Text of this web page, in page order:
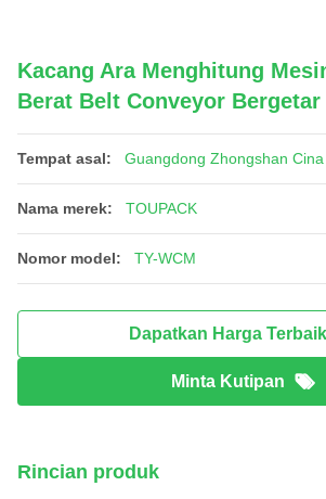
Kacang Ara Menghitung
Berat Belt Conveyor Bergetar
Tempat asal: Guangdong Zhongshan Cina
Nama merek: TOUPACK
Nomor model: TY-WCM
Dapatkan Harga Terbaik
Minta Kutipan
Rincian produk